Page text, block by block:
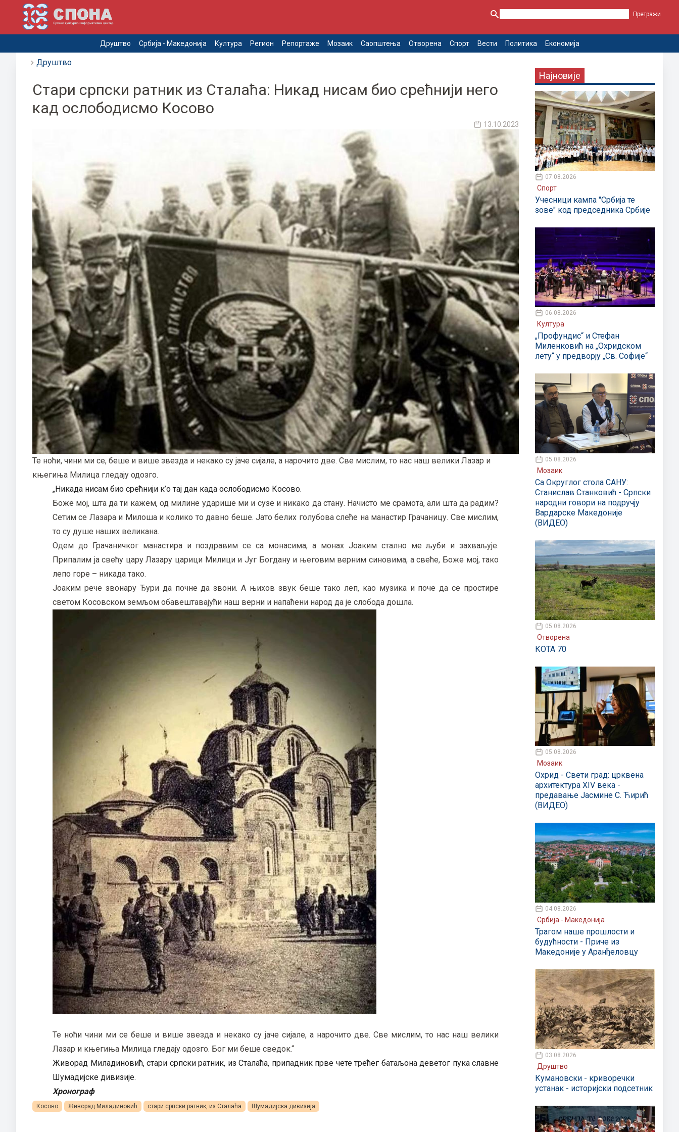
Друштво Србија - Македонија Култура Регион Репортаже Мозаик Саопштења Отворена Спорт Вести Политика Економија
Друштво
Стари српски ратник из Сталаћа: Никад нисам био срећнији него
кад ослободисмо Косово
13.10.2023
Те ноћи, чини ми се, беше и више звезда и некако су јаче сијале, а нарочито две. Све мислим, то нас наш велики Лазар и
књегиња Милица гледају одозго.
„Никада нисам био срећнији к’о тај дан када ослободисмо Косово.
Боже мој, шта да ти кажем, од милине ударише ми и сузе и никако да стану. Начисто ме срамота, али шта да радим?
Сетим се Лазара и Милоша и колико то давно беше. Јато белих голубова слеће на манастир Грачаницу. Све мислим,
то су душе наших великана.
Одем до Грачаничког манастира и поздравим се са монасима, а монах Јоаким стално ме љуби и захваљује.
Припалим ја свећу цару Лазару царици Милици и Југ Богдану и његовим верним синовима, а свеће, Боже мој, тако
лепо горе – никада тако.
Јоаким рече звонару Ђури да почне да звони. А њихов звук беше тако леп, као музика и поче да се простире
светом Косовском земљом обавештавајући наш верни и напаћени народ да је слобода дошла.
Те ноћи чини ми се беше и више звезда и некако су јаче сијале, а нарочито две. Све мислим, то нас наш велики
Лазар и књегиња Милица гледају одозго. Бог ми беше сведок.“
Живорад Миладиновић, стари српски ратник, из Сталаћа, припадник прве чете трећег батаљона деветог пука славне
Шумадијске дивизије.
Хронограф
Косово Живорад Миладиновић стари српски ратник, из Сталаћа Шумадијска дивизија
Најновије
07.08.2026
Спорт
Учесници кампа "Србија те
зове" код председника Србије
06.08.2026
Култура
„Профундис“ и Стефан
Миленковић на „Охридском
лету“ у предворју „Св. Софије“
05.08.2026
Мозаик
Са Округлог стола САНУ:
Станислав Станковић - Српски
народни говори на подручју
Вардарске Македоније
(ВИДЕО)
05.08.2026
Отворена
КОТА 70
05.08.2026
Мозаик
Охрид - Свети град: црквена
архитектура XIV века -
предавање Јасмине С. Ћирић
(ВИДЕО)
04.08.2026
Србија - Македонија
Трагом наше прошлости и
будућности - Приче из
Македоније у Аранђеловцу
03.08.2026
Друштво
Кумановски - криворечки
устанак - историјски подсетник